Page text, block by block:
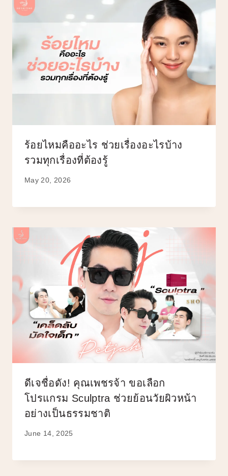
ร้อยไหมคืออะไร ช่วยเรื่องอะไรบ้าง
รวมทุกเรื่องที่ต้องรู้
May 20, 2026
ดีเจชื่อดัง! คุณเพชรจ้า ขอเลือก
โปรแกรม Sculptra ช่วยย้อนวัยผิวหน้า
อย่างเป็นธรรมชาติ
June 14, 2025